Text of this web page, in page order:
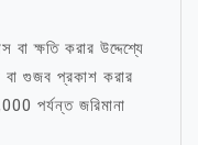
বা ক্ষতি করার উদ্দেশ্যে
বা গুজব প্রকাশ করার
পর্যন্ত জরিমানা